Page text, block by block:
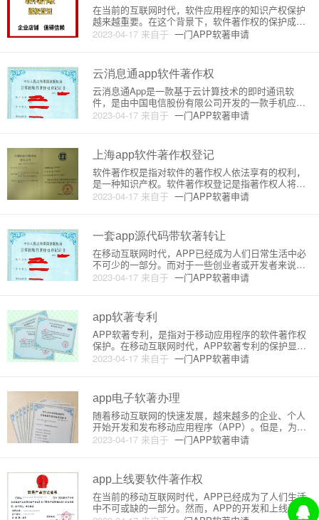
2023-04-17 来自于 一门APP软著申请
在当前的互联网时代，软件应用程序的知识产权保护
越来越重要。在这个背景下，软件著作权的保护成为
了必要的一部分。软件著作权是指对软件的创作成果
益，促进软件产业的发展。然
云消息通app软件著作权
2023-04-17 来自于 一门APP软著申请
云消息通App是一款基于云计算技术的即时通讯软
件，是由中国电信股份有限公司开发的一款手机应用
软件。该软件主要功能是提供用户之间的即时通讯服
行消息的中转和存储，从而实
上海app软件著作权登记
2023-04-17 来自于 一门APP软著申请
软件著作权是指对软件的著作权人依法享有的权利，
是一种知识产权。软件著作权登记是指著作权人将其
创作的软件作品登记备案，以便在侵权纠纷时作为证
意义。本文将详细介绍上海软
一套app源代码带软著转让
2023-04-17 来自于 一门APP软著申请
在移动互联网时代，APP已经成为人们日常生活中必
不可少的一部分。而对于一些创业者或开发者来说，
开发一款APP不仅需要投入大量的时间和精力，还需
一笔收益。那么，什
app软著专利
2023-04-17 来自于 一门APP软著申请
APP软著专利，是指对于移动应用程序的软件著作权
保护。在移动互联网时代，APP软著专利的保护显得
尤为重要，因为很多APP都是创新性的，需要得到保
识产权。在申请过
app电子软著办理
2023-04-17 来自于 一门APP软著申请
随着移动互联网的快速发展，越来越多的企业、个人
开始开发和发布移动应用程序（APP）。但是，为了
保护自己的知识产权，开发者需要对自己的APP进行
为电子计算机软件著作
app上线要软件著作权
在当前的移动互联网时代，APP已经成为了人们生活
中不可或缺的一部分。然而，APP的开发和上线过程